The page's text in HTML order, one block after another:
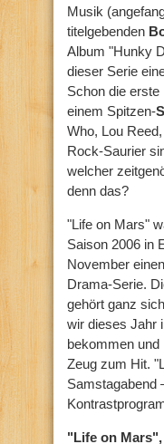
Musik
titelgebenden
Album "Hunky
dieser Serie
Schon die
einem Spitzen-
Who, Lou
Rock-Saurier
welcher
denn das?
"Life on Mars"
Saison 2006 in
November
Drama-Serie.
gehört ganz
wir dieses Jahr
bekommen und
Zeug zum Hit.
Samstagabend
"Life on Mars",